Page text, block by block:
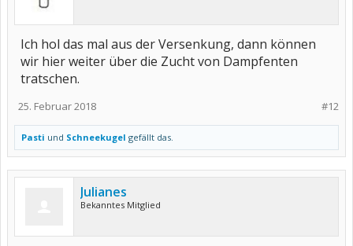
Ich hol das mal aus der Versenkung, dann können
wir hier weiter über die Zucht von Dampfenten
tratschen.
#12
25. Februar 2018
Pasti und Schneekugel gefällt das.
Julianes
Bekanntes Mitglied